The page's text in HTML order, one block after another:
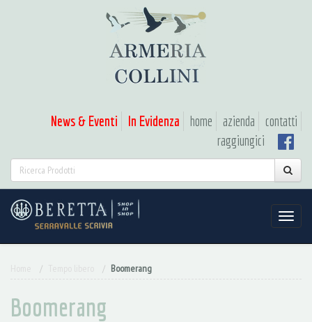
News & Eventi In Evidenza home azienda
contatti
raggiungici
Boomerang
Boomerang